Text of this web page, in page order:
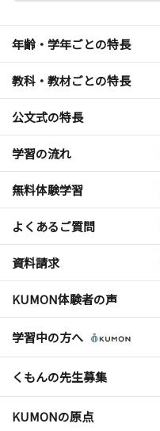
年齢・学年ごとの特長
教科・教材ごとの特長
公文式の特長
学習の流れ
無料体験学習
よくあるご質問
資料請求
KUMON体験者の声
学習中の方へ
くもんの先生募集
KUMONの原点